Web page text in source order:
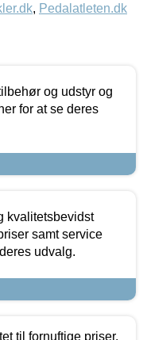
, Pedalatleten.dk
og udstyr og
for at se deres
kvalitetsbevidst
samt service
udvalg.
til fornuftige priser.